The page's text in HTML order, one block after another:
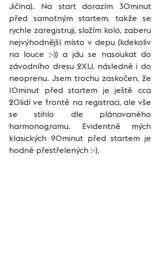
Jičína). Na start dorazím 30minut
před samotným startem, takže se
rychle zaregistruji, složím kolo, zaberu
nejvýhodnější místo v depu (kdekoliv
na louce :-)) a jdu se nasoukat do
závodního dresu 2XU, následně i do
neoprenu. Jsem trochu zaskočen, že
10minut před startem je ještě cca
20lidí ve frontě na registraci, ale vše
se stihlo dle plánovaného
harmonogramu. Evidentně mých
klasických 90minut před startem je
hodně přestřelených :-).